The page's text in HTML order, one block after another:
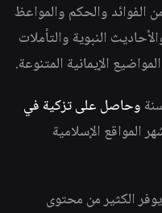
والحكم والمواعظ
النبوية والتأملات
الإيمانية المتنوعة.
وحاصل على تزكية في
المواقع الإسلامية
الكثير من محتوى